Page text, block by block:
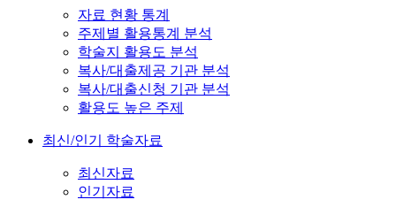
자료 현황 통계
주제별 활용통계 분석
학술지 활용도 분석
복사/대출제공 기관 분석
복사/대출신청 기관 분석
활용도 높은 주제
최신/인기 학술자료
최신자료
인기자료